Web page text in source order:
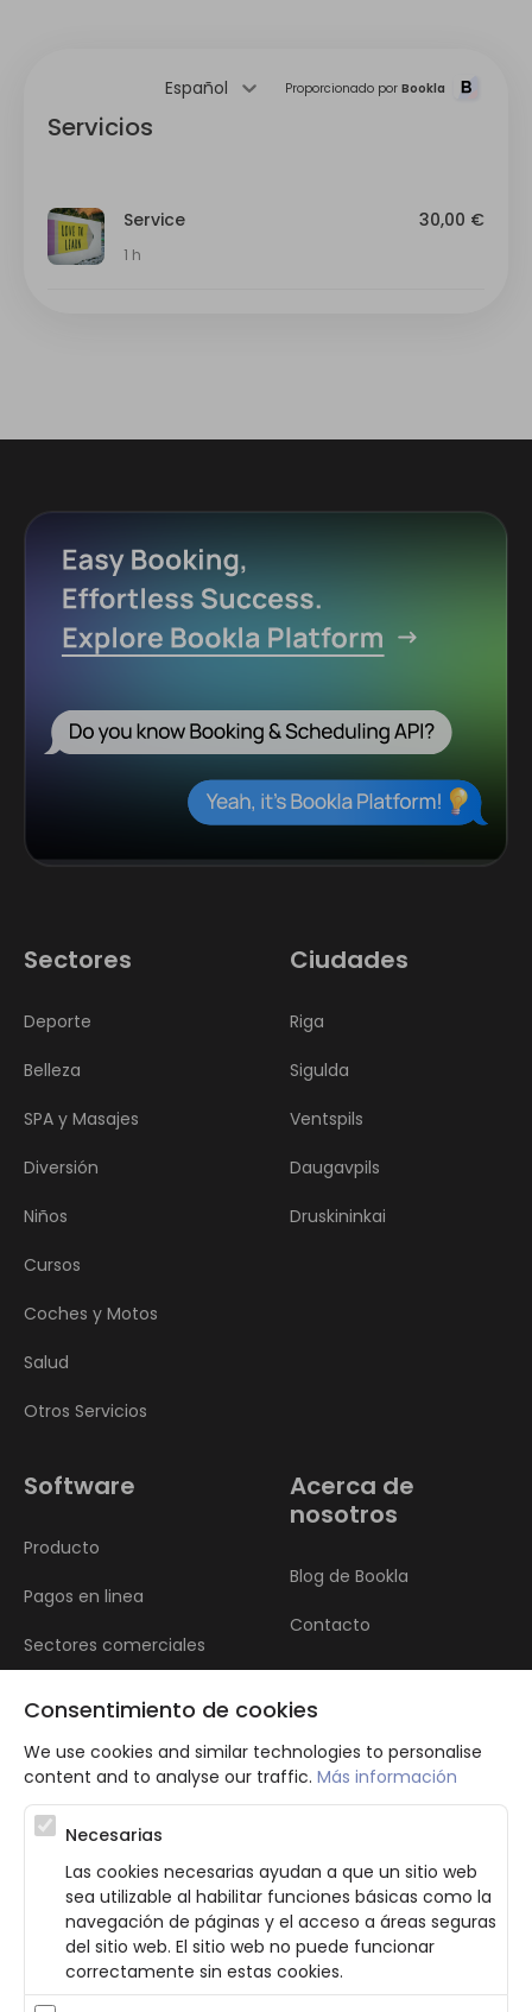
Consentimiento de cookies
We use cookies and similar technologies to personalise
content and to analyse our traffic. Más información
Necesarias
Las cookies necesarias ayudan a que un sitio web
sea utilizable al habilitar funciones básicas como la
navegación de páginas y el acceso a áreas seguras
del sitio web. El sitio web no puede funcionar
correctamente sin estas cookies.
Sectores
Deporte
Belleza
SPA y Masajes
Diversión
Niños
Cursos
Coches y Motos
Salud
Otros Servicios
Ciudades
Riga
Sigulda
Ventspils
Daugavpils
Druskininkai
Software
Producto
Pagos en linea
Sectores comerciales
Acerca de
nosotros
Blog de Bookla
Contacto
Atbalsta programma augsti kvalificētu darba ņēmēju piesaistei.
Projekta ietvaros plānota informācijas pakalpojuma izstrāde, kas
ļauj pakalpojumu sniedzējiem digitalizēt uzņēmuma procesus.
Projekta rezultātā ir veikta mobilo lietotņu un pašapkalpošanās
portāla izveide. Projekta ieviešanas rezultatā plānota
bezkontakta apkalpošanas risinājumu izveide pakalpojumu
sniedzējiem. Nr. JU-PI-2022/43.